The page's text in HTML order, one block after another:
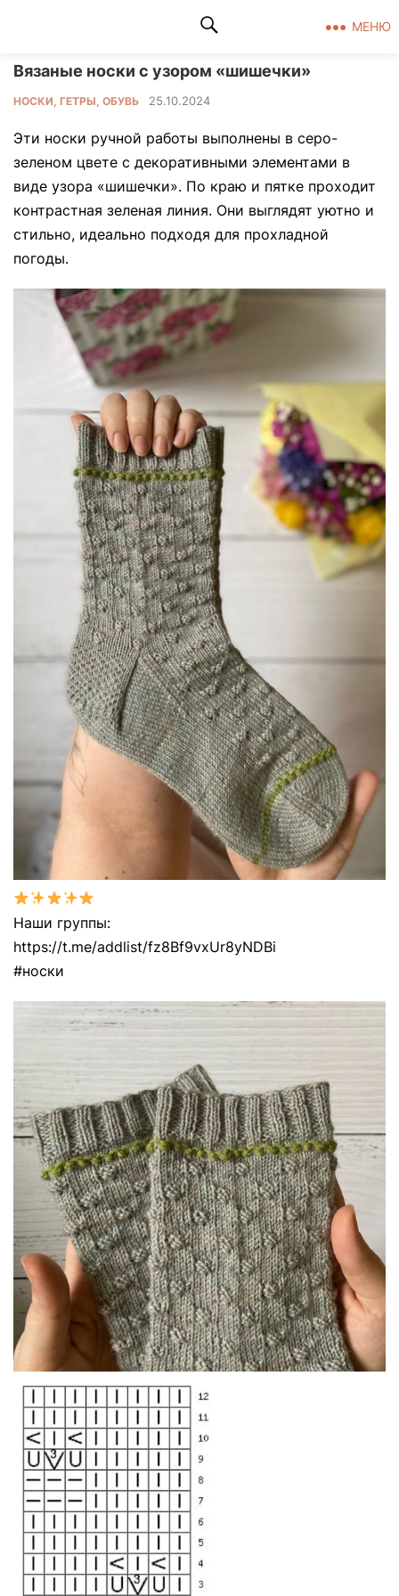
МЕНЮ
Вязаные носки с узором «шишечки»
НОСКИ, ГЕТРЫ, ОБУВЬ 25.10.2024
Эти носки ручной работы выполнены в серо-
зеленом цвете с декоративными элементами в
виде узора «шишечки». По краю и пятке проходит
контрастная зеленая линия. Они выглядят уютно и
стильно, идеально подходя для прохладной
погоды.
Наши группы:
https://t.me/addlist/fz8Bf9vxUr8yNDBi
#носки